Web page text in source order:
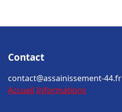
Contact
contact@assainissement-44.fr
Accueil Informations